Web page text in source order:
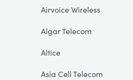
Airvoice Wireless
Algar Telecom
Altice
Asia Cell Telecom